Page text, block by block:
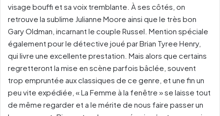
visage bouffi et sa voix tremblante. À ses côtés, on
retrouve la sublime Julianne Moore ainsi que le très bon
Gary Oldman, incarnant le couple Russel. Mention spéciale
également pour le détective joué par Brian Tyree Henry,
qui livre une excellente prestation. Mais alors que certains
regretteront la mise en scène parfois bâclée, souvent
trop empruntée aux classiques de ce genre, et une fin un
peu vite expédiée, « La Femme à la fenêtre » se laisse tout
de même regarder et a le mérite de nous faire passer un